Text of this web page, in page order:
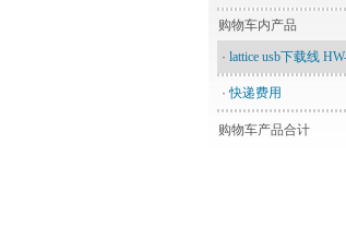
购物车内产品
· lattice usb下载线
·快递费用
购物车产品合计